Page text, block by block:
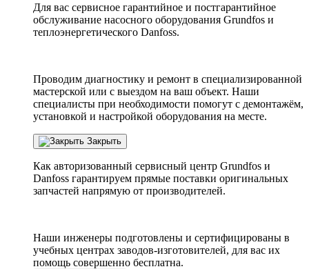
Для вас сервисное гарантийное и постгарантийное
обслуживание насосного оборудования Grundfos и
теплоэнергетического Danfoss.
Проводим диагностику и ремонт в специализированной
мастерской или с выездом на ваш объект. Наши
специалисты при необходимости помогут с демонтажём,
установкой и настройкой оборудования на месте.
Закрыть
Как авторизованный сервисный центр Grundfos и
Danfoss гарантируем прямые поставки оригинальных
запчастей напрямую от производителей.
Наши инженеры подготовлены и сертифицированы в
учебных центрах заводов-изготовителей, для вас их
помощь совершенно бесплатна.